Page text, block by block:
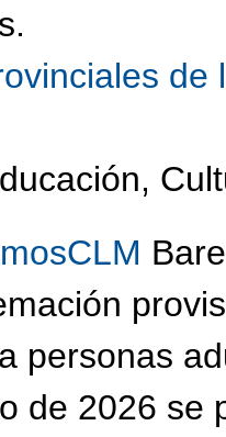
personas
de 2026 se